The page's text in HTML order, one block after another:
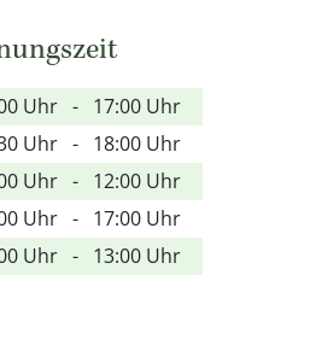
Uhr - 17:00 Uhr
Uhr - 18:00 Uhr
Uhr - 12:00 Uhr
Uhr - 17:00 Uhr
Uhr - 13:00 Uhr